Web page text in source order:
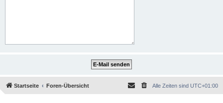
Startseite Foren-Übersicht Alle Zeiten sind UTC+01:00